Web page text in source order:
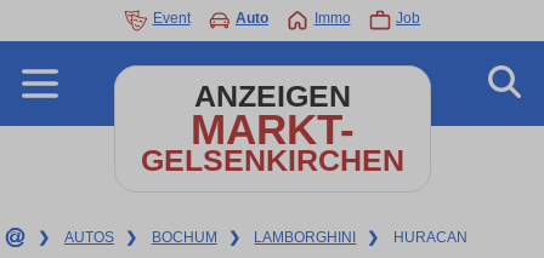
Event Auto Immo Job
ANZEIGEN
MARKT-
GELSENKIRCHEN
❯ AUTOS ❯ BOCHUM ❯ LAMBORGHINI ❯ HURACAN